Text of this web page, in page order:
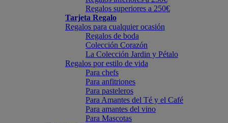
Regalos superiores a 250€
Tarjeta Regalo
Regalos para cualquier ocasión
Regalos de boda
Colección Corazón
La Colección Jardin y Pétalo
Regalos por estilo de vida
Para chefs
Para anfitriones
Para pasteleros
Para Amantes del Té y el Café
Para amantes del vino
Para Mascotas